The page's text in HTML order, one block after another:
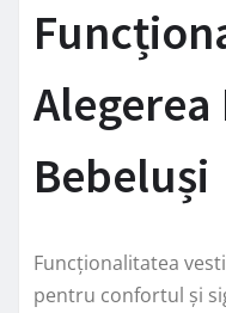
Alegerea
Bebeluși
Funcționalitatea
pentru confortul și